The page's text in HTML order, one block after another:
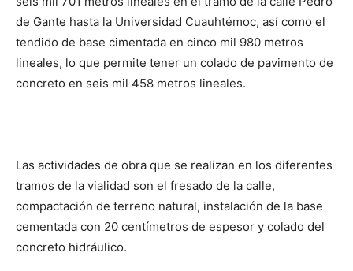
de Gante hasta la Universidad Cuauhtémoc, así como el
tendido de base cimentada en cinco mil 980 metros
lineales, lo que permite tener un colado de pavimento de
concreto en seis mil 458 metros lineales.
Las actividades de obra que se realizan en los diferentes
tramos de la vialidad son el fresado de la calle,
compactación de terreno natural, instalación de la base
cementada con 20 centímetros de espesor y colado del
concreto hidráulico.